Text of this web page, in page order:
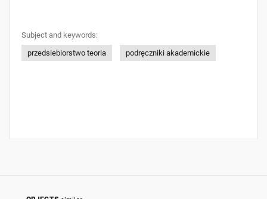
Subject and keywords:
przedsiebiorstwo teoria
podręczniki akademickie